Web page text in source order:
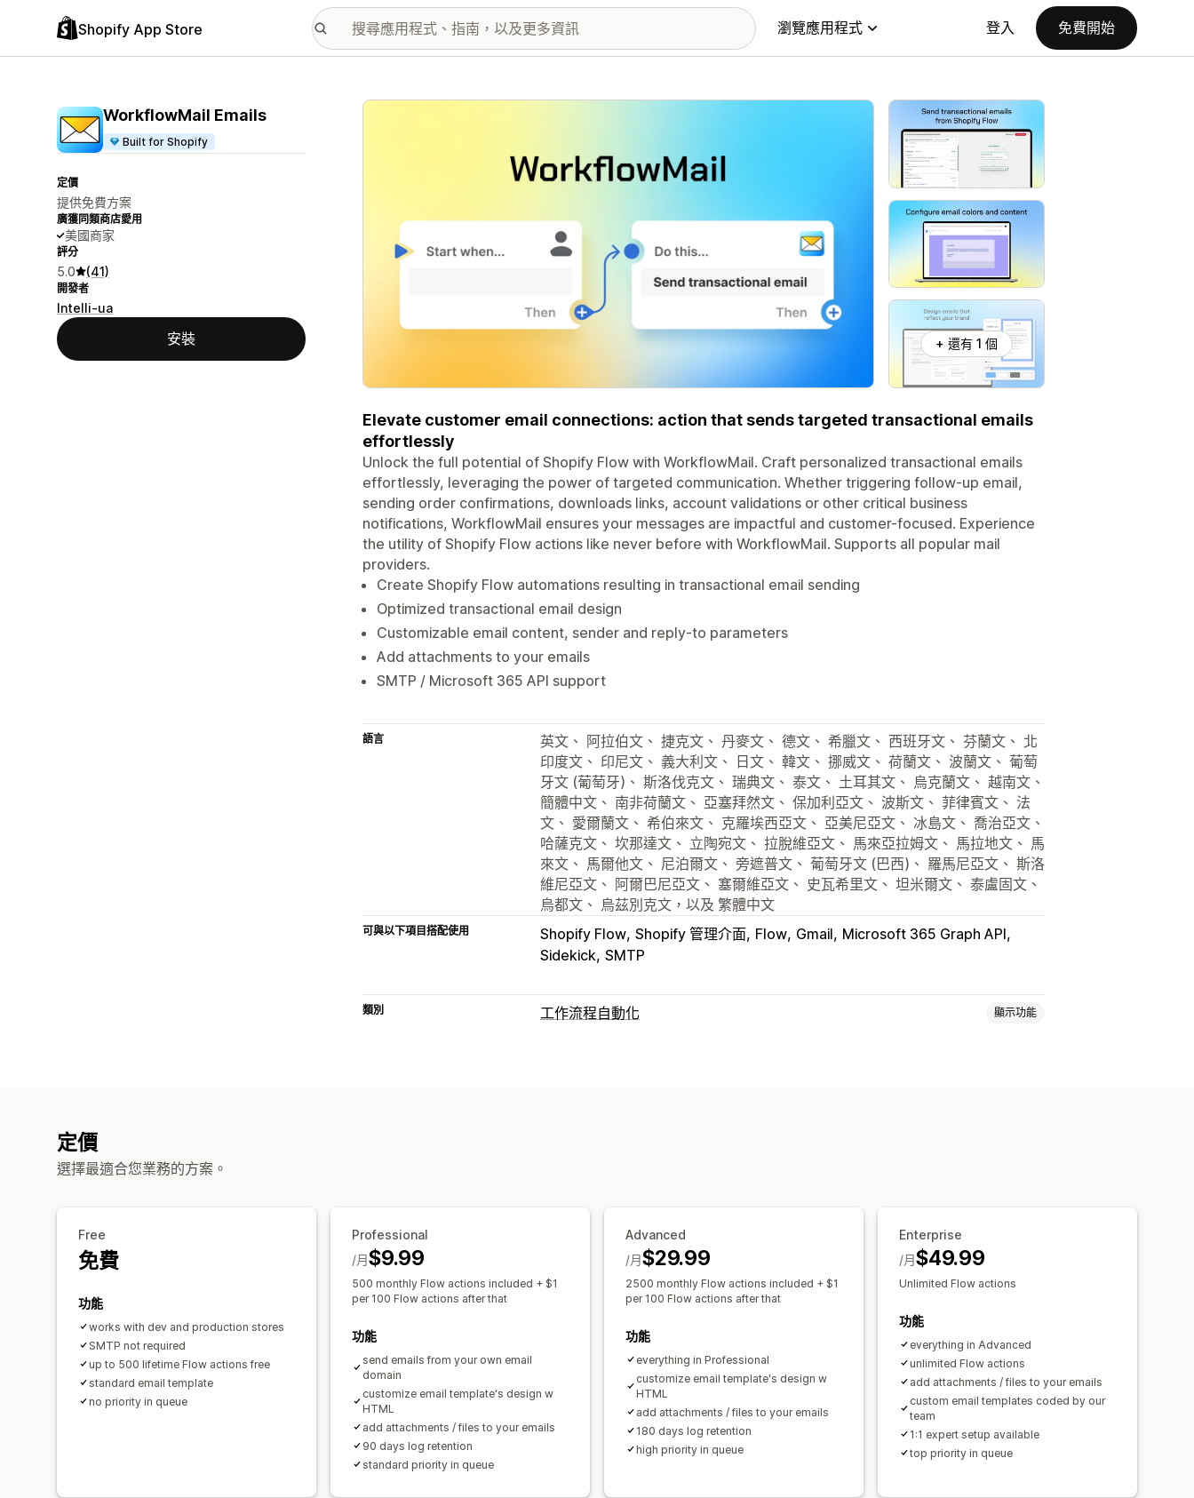
Shopify App Store 瀏覽應用程式 登入 免費開始
WorkflowMail Emails
Built for Shopify
定價
提供免費方案
廣獲同類商店愛用
美國商家
評分
5.0 (41)
開發者
Intelli-ua
安裝
主要圖片圖庫
+ 還有 1 個
Elevate customer email connections: action that sends targeted transactional emails
effortlessly
Unlock the full potential of Shopify Flow with WorkflowMail. Craft personalized transactional emails
effortlessly, leveraging the power of targeted communication. Whether triggering follow-up email,
sending order confirmations, downloads links, account validations or other critical business
notifications, WorkflowMail ensures your messages are impactful and customer-focused. Experience
the utility of Shopify Flow actions like never before with WorkflowMail. Supports all popular mail
providers.
Create Shopify Flow automations resulting in transactional email sending
Optimized transactional email design
Customizable email content, sender and reply-to parameters
Add attachments to your emails
SMTP / Microsoft 365 API support
語言
英文、 阿拉伯文、 捷克文、 丹麥文、 德文、 希臘文、 西班牙文、 芬蘭文、 北
印度文、 印尼文、 義大利文、 日文、 韓文、 挪威文、 荷蘭文、 波蘭文、 葡萄
牙文 (葡萄牙)、 斯洛伐克文、 瑞典文、 泰文、 土耳其文、 烏克蘭文、 越南文、
簡體中文、 南非荷蘭文、 亞塞拜然文、 保加利亞文、 波斯文、 菲律賓文、 法
文、 愛爾蘭文、 希伯來文、 克羅埃西亞文、 亞美尼亞文、 冰島文、 喬治亞文、
哈薩克文、 坎那達文、 立陶宛文、 拉脫維亞文、 馬來亞拉姆文、 馬拉地文、 馬
來文、 馬爾他文、 尼泊爾文、 旁遮普文、 葡萄牙文 (巴西)、 羅馬尼亞文、 斯洛
維尼亞文、 阿爾巴尼亞文、 塞爾維亞文、 史瓦希里文、 坦米爾文、 泰盧固文、
烏都文、 烏茲別克文，以及 繁體中文
可與以下項目搭配使用 Shopify Flow Shopify 管理介面 Flow Gmail Microsoft 365 Graph API
Sidekick SMTP
類別 工作流程自動化 顯示功能
定價
選擇最適合您業務的方案。
Free
免費
功能
works with dev and production stores
SMTP not required
up to 500 lifetime Flow actions free
standard email template
no priority in queue
Professional
$9.99
/月
500 monthly Flow actions included + $1
per 100 Flow actions after that
功能
send emails from your own email
domain
customize email template's design w
HTML
add attachments / files to your emails
90 days log retention
standard priority in queue
Advanced
$29.99
/月
2500 monthly Flow actions included + $1
per 100 Flow actions after that
功能
everything in Professional
customize email template's design w
HTML
add attachments / files to your emails
180 days log retention
high priority in queue
Enterprise
$49.99
/月
Unlimited Flow actions
功能
everything in Advanced
unlimited Flow actions
add attachments / files to your emails
custom email templates coded by our
team
1:1 expert setup available
top priority in queue